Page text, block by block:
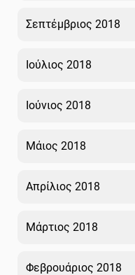
Σεπτέμβριος 2018
Ιούλιος 2018
Ιούνιος 2018
Μάιος 2018
Απρίλιος 2018
Μάρτιος 2018
Φεβρουάριος 2018